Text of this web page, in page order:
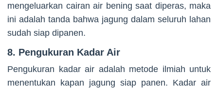
mengeluarkan cairan air bening saat diperas, maka
ini adalah tanda bahwa jagung dalam seluruh lahan
sudah siap dipanen.
8. Pengukuran Kadar Air
Pengukuran kadar air adalah metode ilmiah untuk
menentukan kapan jagung siap panen. Kadar air